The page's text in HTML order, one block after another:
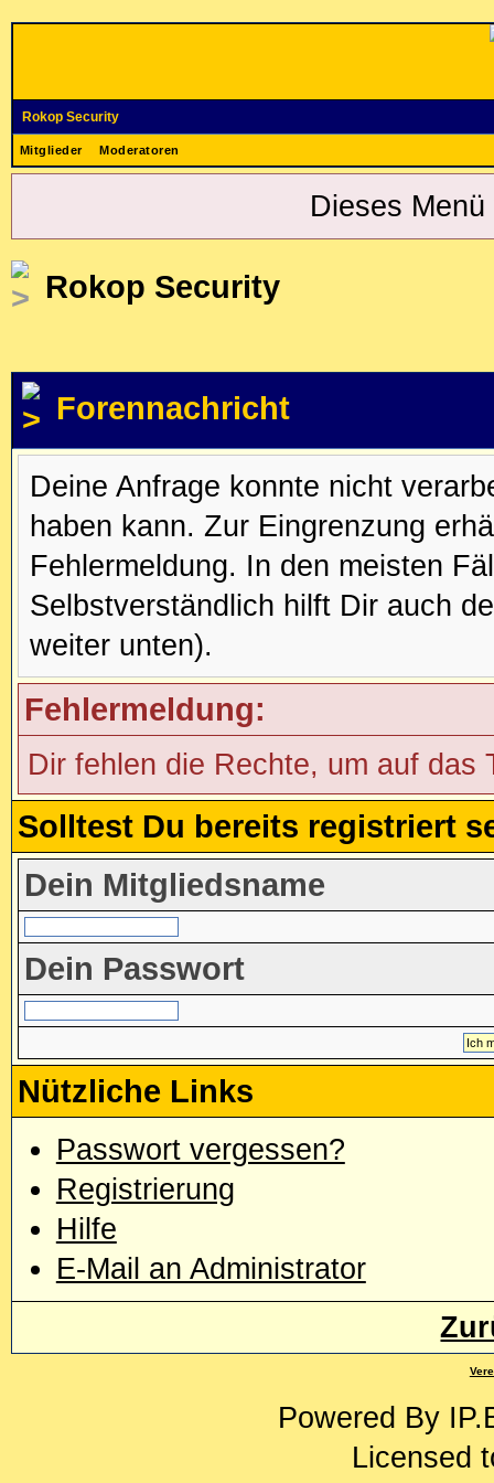
Rokop Security
Mitglieder Moderatoren
Dieses
Rokop Security
Forennachricht
Deine Anfrage konnte nicht
haben kann. Zur Eingrenzung
Fehlermeldung. In den meisten
Selbstverständlich hilft Dir auch
weiter unten).
Fehlermeldung:
Dir fehlen die Rechte, um auf das
Solltest Du bereits registriert
Dein Mitgliedsname
Dein Passwort
Nützliche Links
Passwort vergessen?
Registrierung
Hilfe
E-Mail an Administrator
Powered By
Licensed